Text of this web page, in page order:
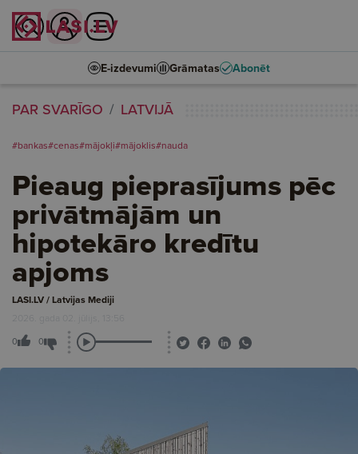
E-izdevumi Grāmatas Abonēt
PAR SVARĪGO LATVIJĀ
#bankas#cenas#mājokļi#mājoklis#nauda
Pieaug pieprasījums pēc
privātmājām un
hipotekāro kredītu
apjoms
LASI.LV / Latvijas Mediji
2026. gada 02. jūlijs, 13:56
0 0